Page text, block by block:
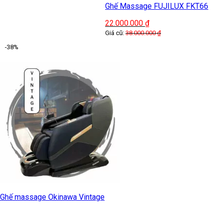
Ghế Massage FUJILUX FKT66
22.000.000 ₫
Giá cũ: 38.000.000₫
-38%
Ghế massage Okinawa Vintage